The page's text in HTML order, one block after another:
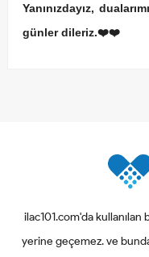
Yanınızdayız,
günler dileriz.❤️❤️
ilac101.com'da kullanılan
yerine geçemez. ve